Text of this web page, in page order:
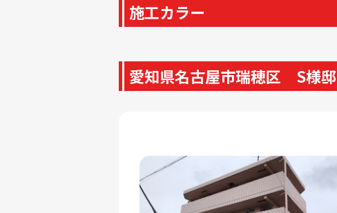
施工カラー
愛知県名古屋市瑞穂区 S様邸